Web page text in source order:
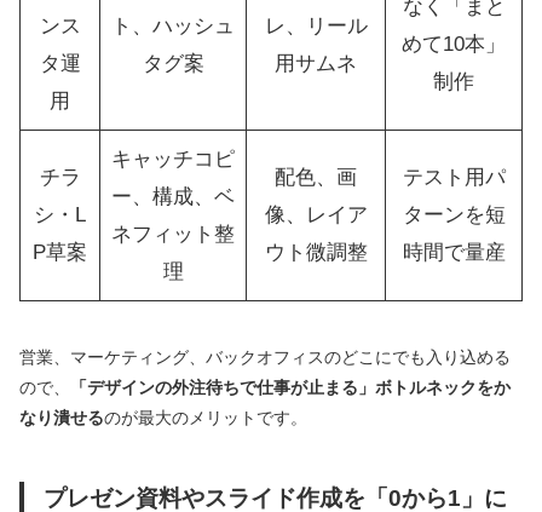
ンス
タ運
用
ト、ハッシュ
タグ案
レ、リール
用サムネ
なく「まと
めて10本」
制作
チラ
シ・L
P草案
キャッチコピ
ー、構成、ベ
ネフィット整
理
配色、画
像、レイア
ウト微調整
テスト用パ
ターンを短
時間で量産
営業、マーケティング、バックオフィスのどこにでも入り込める
ので、
「デザインの外注待ちで仕事が止まる」ボトルネックをか
なり潰せるのが最大のメリットです。
プレゼン資料やスライド作成を「0から1」に